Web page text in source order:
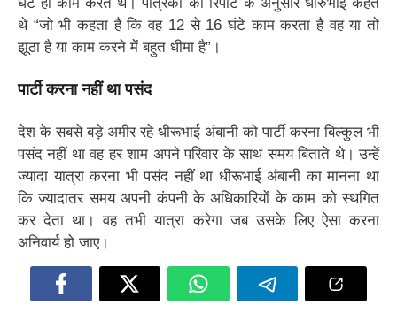
थे “जो भी कहता है कि वह 12 से 16 घंटे काम करता है वह या तो
झूठा है या काम करने में बहुत धीमा है”।
पार्टी करना नहीं था पसंद
देश के सबसे बड़े अमीर रहे धीरूभाई अंबानी को पार्टी करना बिल्कुल भी
पसंद नहीं था वह हर शाम अपने परिवार के साथ समय बिताते थे। उन्हें
ज्यादा यात्रा करना भी पसंद नहीं था धीरूभाई अंबानी का मानना था
कि ज्यादातर समय अपनी कंपनी के अधिकारियों के काम को स्थगित
कर देता था। वह तभी यात्रा करेगा जब उसके लिए ऐसा करना
अनिवार्य हो जाए।